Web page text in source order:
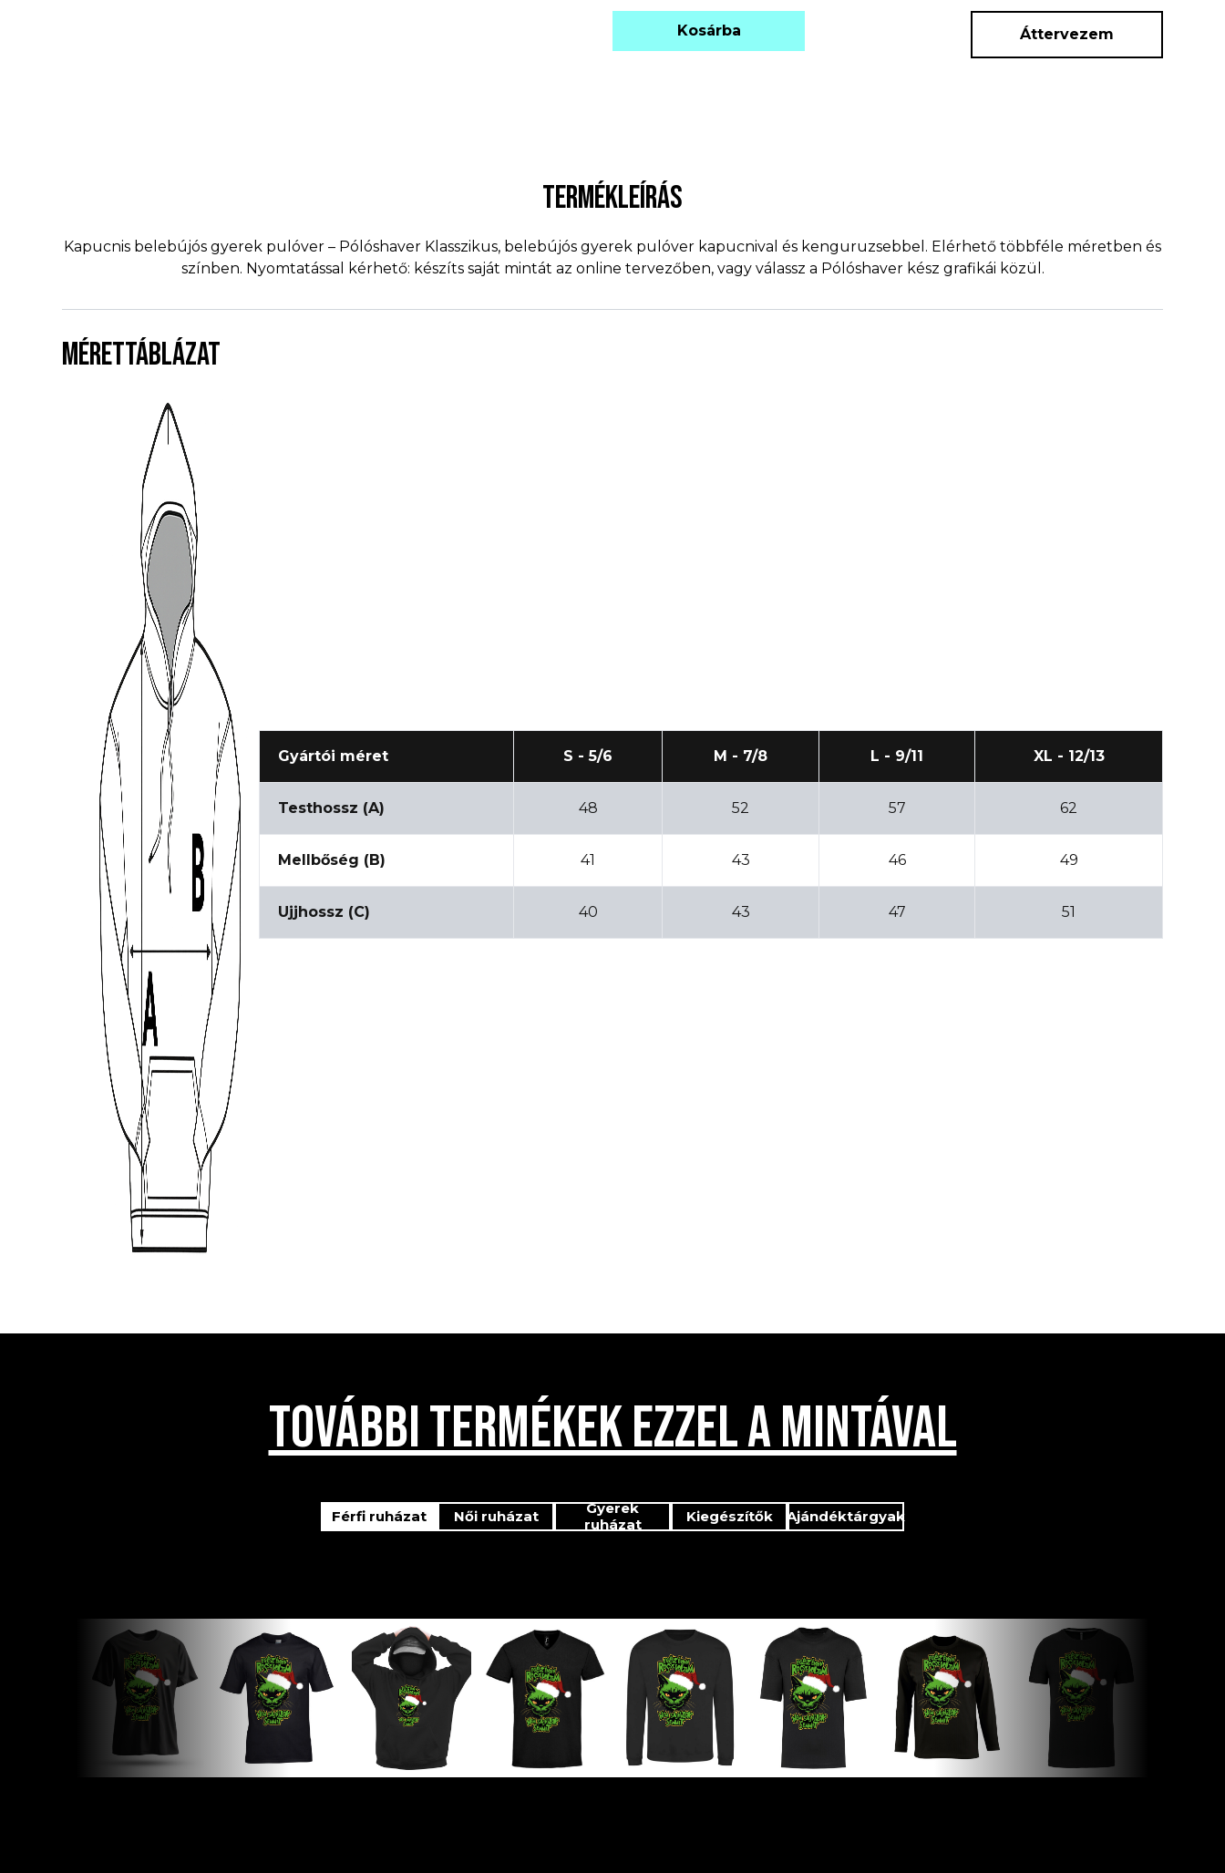
Kosárba Áttervezem
TERMÉKLEÍRÁS
Kapucnis belebújós gyerek pulóver – Pólóshaver Klasszikus, belebújós gyerek pulóver kapucnival és kenguruzsebbel. Elérhető többféle méretben és
színben. Nyomtatással kérhető: készíts saját mintát az online tervezőben, vagy válassz a Pólóshaver kész grafikái közül.
MÉRETTÁBLÁZAT
Gyártói méret S - 5/6 M - 7/8 L - 9/11 XL - 12/13
Testhossz (A) 48 52 57 62
Mellbőség (B) 41 43 46 49
Ujjhossz (C) 40 43 47 51
TOVÁBBI TERMÉKEK EZZEL A MINTÁVAL
Férfi ruházat Női ruházat
Gyerek
ruházat
Kiegészítők Ajándéktárgyak